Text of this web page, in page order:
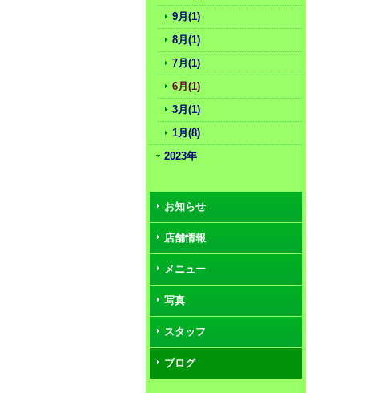
9月(1)
8月(1)
7月(1)
6月(1)
3月(1)
1月(8)
2023年
お知らせ
店舗情報
メニュー
写真
スタッフ
ブログ